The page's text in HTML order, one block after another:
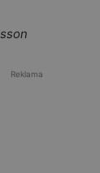
Reklama